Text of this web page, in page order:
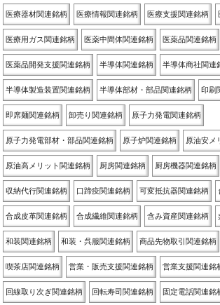
医療器材関連銘柄 医療情報関連銘柄 医療支援関連銘柄
医療用ガス関連銘柄 医薬中間体関連銘柄 医薬品関連銘柄
医薬品開発支援関連銘柄 半導体関連銘柄 半導体商社関連
半導体製造装置関連銘柄 半導体部材・部品関連銘柄 印刷
即席麺関連銘柄 卸売り関連銘柄 原子力発電関連銘柄
原子力発電部材・部品関連銘柄 原子炉関連銘柄 原油安メ
原油高メリット関連銘柄 厨房関連銘柄 厨房機器関連銘柄
収納代行関連銘柄 口蹄疫関連銘柄 可変抵抗器関連銘柄
合成皮革関連銘柄 合成繊維関連銘柄 含み資産関連銘柄
和装関連銘柄 和装・呉服関連銘柄 商品先物取引関連銘柄
喫茶店関連銘柄 営業・販売支援関連銘柄 営業支援関連銘
回線取り次ぎ関連銘柄 回転寿司関連銘柄 固定電話関連銘